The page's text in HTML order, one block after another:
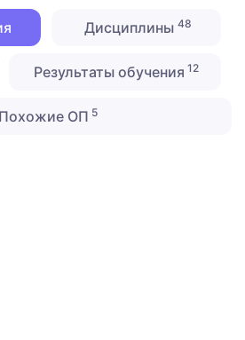
Дисциплины 48
Результаты обучения 12
Похожие ОП 5